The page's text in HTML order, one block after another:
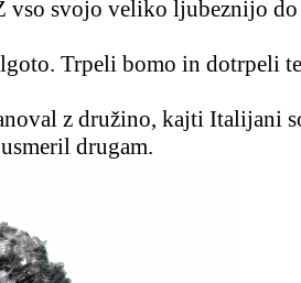
svojo veliko ljubeznijo do
Trpeli bomo in dotrpeli
z družino, kajti Italijani
drugam.